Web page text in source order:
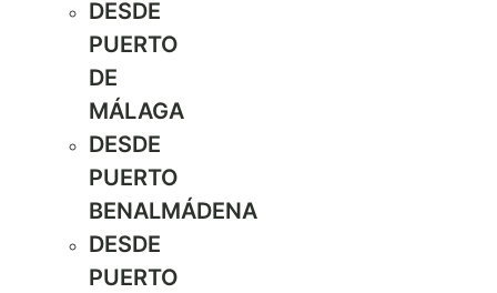
DESDE
PUERTO
DE
MÁLAGA
DESDE
PUERTO
BENALMÁDENA
DESDE
PUERTO